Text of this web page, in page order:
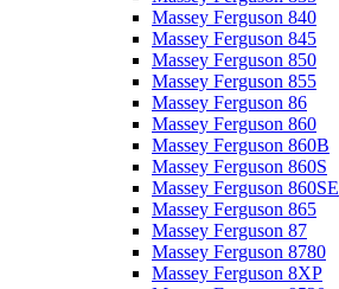
Massey Ferguson 840
Massey Ferguson 845
Massey Ferguson 850
Massey Ferguson 855
Massey Ferguson 86
Massey Ferguson 860
Massey Ferguson 860B
Massey Ferguson 860S
Massey Ferguson 860SE
Massey Ferguson 865
Massey Ferguson 87
Massey Ferguson 8780
Massey Ferguson 8XP